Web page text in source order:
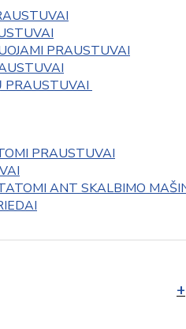
PRAUSTUVAI
PRAUSTUVAI
PRAUSTUVAI
ANT SKALBIMO